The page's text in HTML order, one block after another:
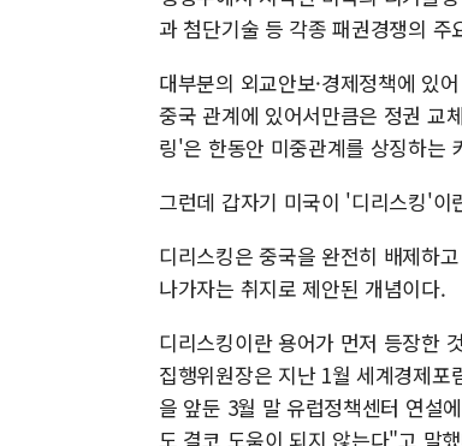
과 첨단기술 등 각종 패권경쟁의 주
대부분의 외교안보·경제정책에 있
중국 관계에 있어서만큼은 정권 교
링'은 한동안 미중관계를 상징하는
그런데 갑자기 미국이 '디리스킹'이
디리스킹은 중국을 완전히 배제하
나가자는 취지로 제안된 개념이다.
디리스킹이란 용어가 먼저 등장한
집행위원장은 지난 1월 세계경제
을 앞둔 3월 말 유럽정책센터 연설
도 결코 도움이 되지 않는다"고 말